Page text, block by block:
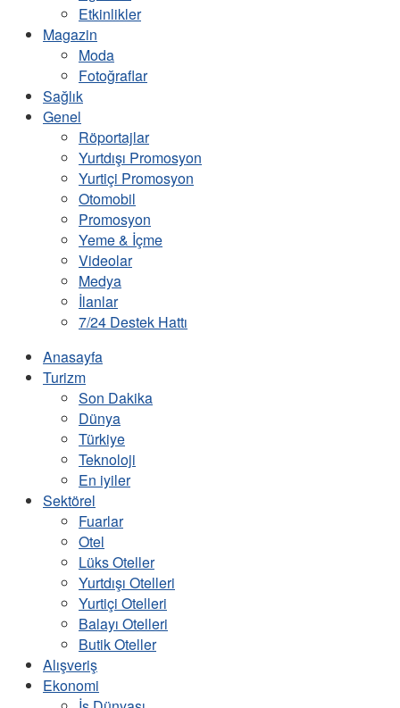
Etkinlikler
Magazin
Moda
Fotoğraflar
Sağlık
Genel
Röportajlar
Yurtdışı Promosyon
Yurtiçi Promosyon
Otomobil
Promosyon
Yeme & İçme
Videolar
Medya
İlanlar
7/24 Destek Hattı
Anasayfa
Turizm
Son Dakika
Dünya
Türkiye
Teknoloji
En iyiler
Sektörel
Fuarlar
Otel
Lüks Oteller
Yurtdışı Otelleri
Yurtiçi Otelleri
Balayı Otelleri
Butik Oteller
Alışveriş
Ekonomi